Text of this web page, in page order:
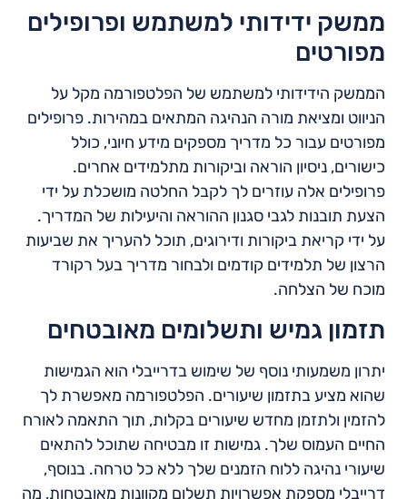
ממשק ידידותי למשתמש ופרופילים
מפורטים
הממשק הידידותי למשתמש של הפלטפורמה מקל על
הניווט ומציאת מורה הנהיגה המתאים במהירות. פרופילים
מפורטים עבור כל מדריך מספקים מידע חיוני, כולל
כישורים, ניסיון הוראה וביקורות מתלמידים אחרים.
פרופילים אלה עוזרים לך לקבל החלטה מושכלת על ידי
הצעת תובנות לגבי סגנון ההוראה והיעילות של המדריך.
על ידי קריאת ביקורות ודירוגים, תוכל להעריך את שביעות
הרצון של תלמידים קודמים ולבחור מדריך בעל רקורד
מוכח של הצלחה.
תזמון גמיש ותשלומים מאובטחים
יתרון משמעותי נוסף של שימוש בדרייבלי הוא הגמישות
שהוא מציע בתזמון שיעורים. הפלטפורמה מאפשרת לך
להזמין ולתזמן מחדש שיעורים בקלות, תוך התאמה לאורח
החיים העמוס שלך. גמישות זו מבטיחה שתוכל להתאים
שיעורי נהיגה ללוח הזמנים שלך ללא כל טרחה. בנוסף,
דרייבלי מספקת אפשרויות תשלום מקוונות מאובטחות, מה